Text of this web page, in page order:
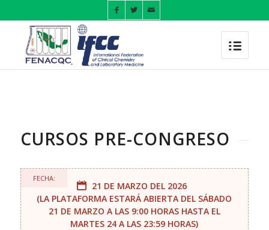
CURSOS PRE-CONGRESO
FECHA:
21 DE MARZO DEL 2026
(LA PLATAFORMA ESTARÁ ABIERTA DEL SÁBADO
21 DE MARZO A LAS 9:00 HORAS HASTA EL
MARTES 24 A LAS 23:59 HORAS)